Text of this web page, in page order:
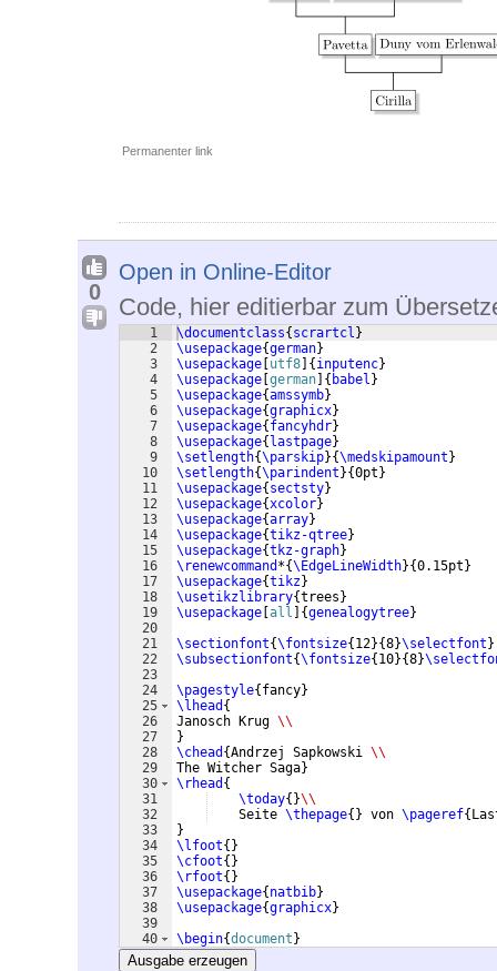
Permanenter link
0
Open in Online-Editor
Code, hier editierbar zum
1
2
3
4
5
6
7
8
9
10
11
12
13
14
15
16
17
18
19
20
21
22
23
24
25
26
27
28
29
30
31
32
33
34
35
36
37
38
39
40
41
\documentclass{ scrartcl }
\usepackage{german}
\usepackage utf8 { inputenc}
\usepackage german { babel }
\usepackage{amssymb}
\usepackage{graphicx}
\usepackage{ fancyhdr}
\usepackage{ lastpage}
\setlength{\parskip}{\medskipamount }
\setlength{\parindent }{0pt }
\usepackage{ sectsty}
\usepackage{xcolor}
\usepackage{array}
\usepackage{tikz-qtree}
\usepackage{tkz-graph}
\renewcommand *{\EdgeLineWidth}{0.15pt }
\usepackage{tikz}
\usetikzlibrary{trees }
\usepackage all {genealogytree}
\sectionfont{\fontsize{ 12}{8}\selectfont }
\subsectionfont{\fontsize{ 10}{8}
\pagestyle{ fancy}
\lhead {
Janosch Krug \\
}
\chead {Andrzej Sapkowski \\
The Witcher Saga}
\rhead {
\today{ }\\
    Seite
\thepage{ } von \pageref{
}
\lfoot{ }
\cfoot{ }
\rfoot{ }
\usepackage{ natbib}
\usepackage{graphicx}
\begin{document }
Ausgabe erzeugen